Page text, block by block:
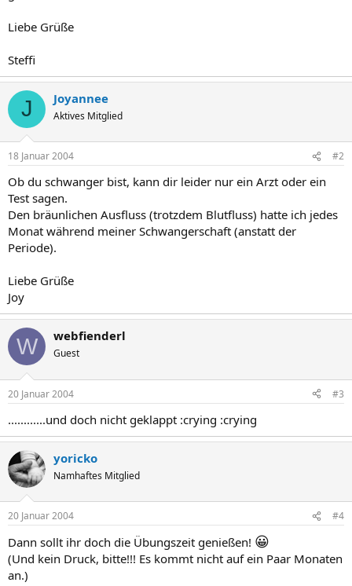
Liebe Grüße
Steffi
J Joyannee
Aktives Mitglied
18 Januar 2004 #2
Ob du schwanger bist, kann dir leider nur ein Arzt oder ein
Test sagen.
Den bräunlichen Ausfluss (trotzdem Blutfluss) hatte ich jedes
Monat während meiner Schwangerschaft (anstatt der
Periode).
Liebe Grüße
Joy
W webfienderl
Guest
20 Januar 2004 #3
............und doch nicht geklappt :crying :crying
yoricko
Namhaftes Mitglied
20 Januar 2004 #4
Dann sollt ihr doch die Übungszeit genießen! 😀
(Und kein Druck, bitte!!! Es kommt nicht auf ein Paar Monaten
an.)